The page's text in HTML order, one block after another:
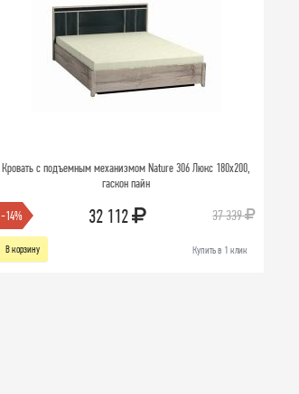
Кровать с подъемным механизмом Nature 306 Люкс 180х200,
гаскон пайн
-14% 32 112 37 339
В корзину Купить в 1 клик